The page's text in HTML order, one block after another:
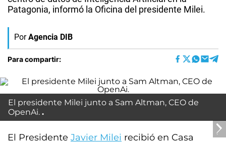
Patagonia, informó la Oficina del presidente Milei.
Por Agencia DIB
Para compartir:
El presidente Milei junto a Sam Altman, CEO de
OpenAi.
El Presidente Javier Milei recibió en Casa